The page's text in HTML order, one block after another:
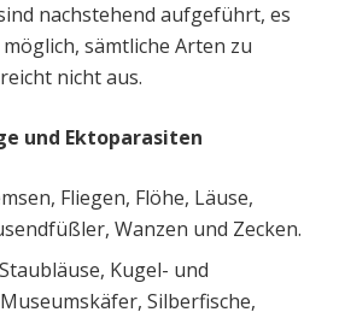
nachstehend aufgeführt, es
sämtliche Arten zu
nicht aus.
und Ektoparasiten
Fliegen, Flöhe, Läuse,
Wanzen und Zecken.
Kugel- und
Silberfische,